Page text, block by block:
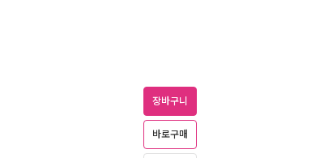
장바구니
바로구매